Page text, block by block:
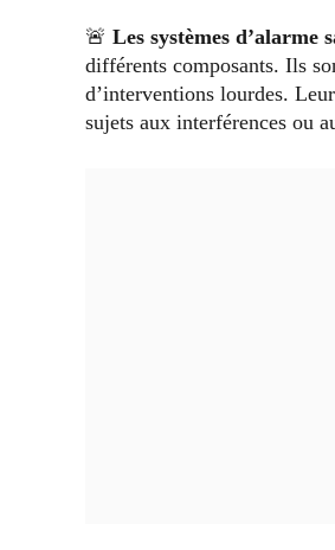
🚨 Les systèmes d’alarme
différents composants. Ils
d’interventions lourdes.
sujets aux interférences ou